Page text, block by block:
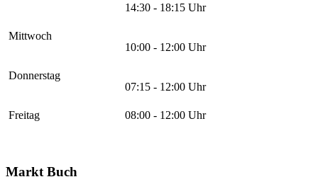
14:30 - 18:15 Uhr
Mittwoch
10:00 - 12:00 Uhr
Donnerstag
07:15 - 12:00 Uhr
Freitag 08:00 - 12:00 Uhr
Markt Buch